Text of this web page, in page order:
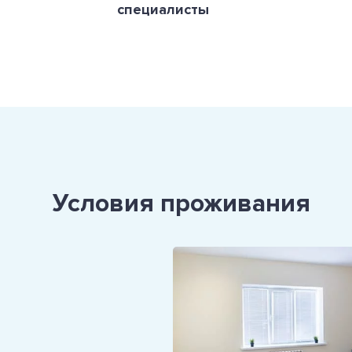
специалисты
Условия проживания